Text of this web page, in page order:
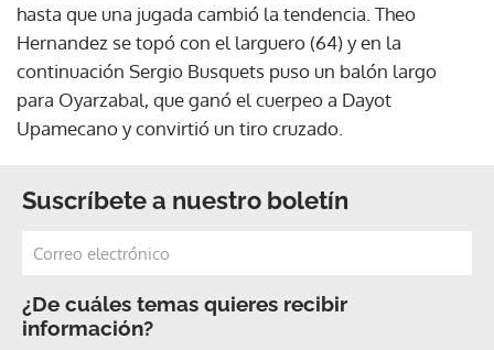
hasta que una jugada cambió la tendencia. Theo
Hernandez se topó con el larguero (64) y en la
continuación Sergio Busquets puso un balón largo
para Oyarzabal, que ganó el cuerpeo a Dayot
Upamecano y convirtió un tiro cruzado.
Suscríbete a nuestro boletín
¿De cuáles temas quieres recibir
información?